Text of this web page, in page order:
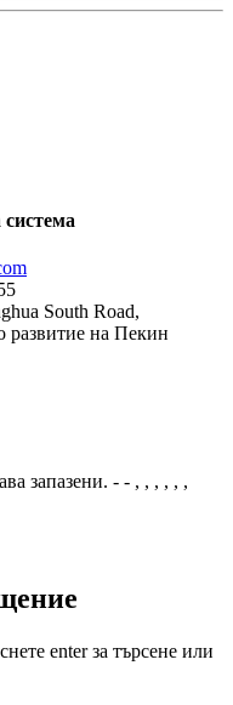
South Road,
развитие на Пекин
запазени. - - , , , , , ,
enter за търсене или